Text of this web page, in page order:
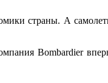
страны. А
Bombardier